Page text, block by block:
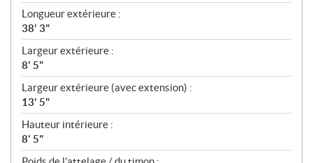
Longueur extérieure :
38' 3"
Largeur extérieure :
8' 5"
Largeur extérieure (avec extension) :
13' 5"
Hauteur intérieure :
8' 5"